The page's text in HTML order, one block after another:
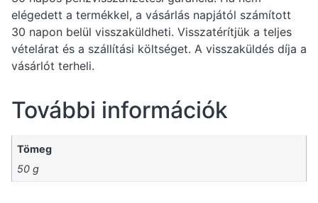
elégedett a termékkel, a vásárlás napjától számított
30 napon belül visszaküldheti. Visszatérítjük a teljes
vételárat és a szállítási költséget. A visszaküldés díja a
vásárlót terheli.
További információk
Tömeg
50 g